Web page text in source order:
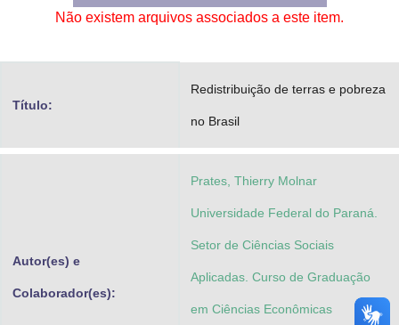
Não existem arquivos associados a este item.
Título:
Redistribuição de terras e pobreza
no Brasil
Autor(es) e
Colaborador(es):
Prates, Thierry Molnar
Universidade Federal do Paraná.
Setor de Ciências Sociais
Aplicadas. Curso de Graduação
em Ciências Econômicas